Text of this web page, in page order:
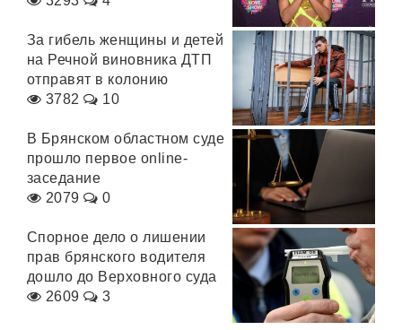
За гибель женщины и детей
на Речной виновника ДТП
отправят в колонию
3782
10
В Брянском областном суде
прошло первое online-
заседание
2079
0
Спорное дело о лишении
прав брянского водителя
дошло до Верховного суда
2609
3